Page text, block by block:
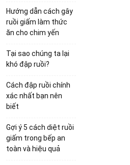
Hướng dẫn cách gây
ruồi giấm làm thức
ăn cho chim yến
Tại sao chúng ta lại
khó đập ruồi?
Cách đập ruồi chính
xác nhất bạn nên
biết
Gợi ý 5 cách diệt ruồi
giấm trong bếp an
toàn và hiệu quả